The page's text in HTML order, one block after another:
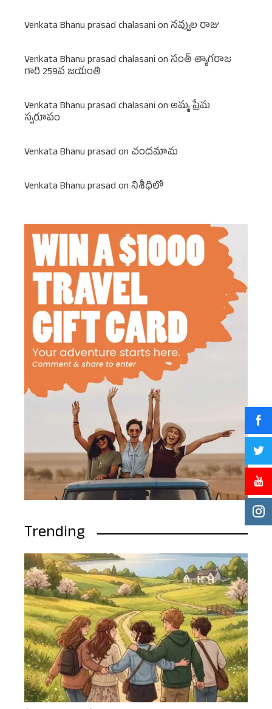
Venkata Bhanu prasad chalasani on నవ్వుల రాజు
Venkata Bhanu prasad chalasani on సంత్ త్యాగరాజ
గారి 259వ జయంతి
Venkata Bhanu prasad chalasani on అమ్మ ప్రేమ
స్వరూపం
Venkata Bhanu prasad on చందమామ
Venkata Bhanu prasad on నిశీధిలో
Trending